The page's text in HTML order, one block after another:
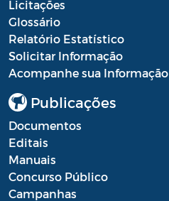
Licitações
Glossário
Relatório Estatístico
Solicitar Informação
Acompanhe sua Informação
Publicações
Documentos
Editais
Manuais
Concurso Público
Campanhas